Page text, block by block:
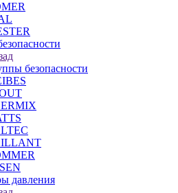
безопасности
давления